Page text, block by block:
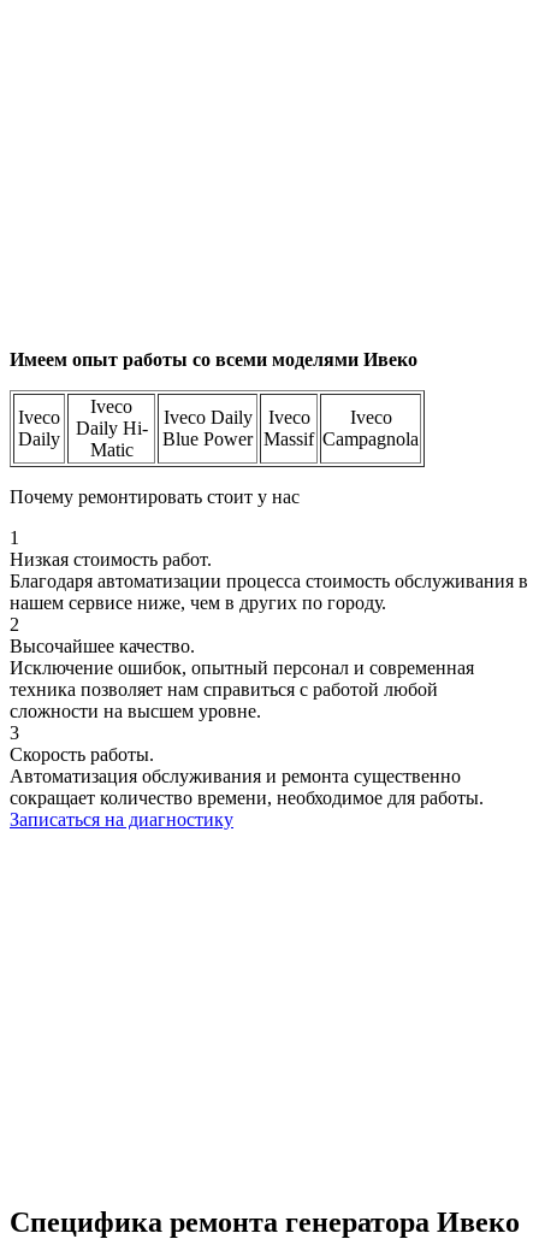
Имеем опыт работы со всеми моделями Ивеко
Iveco
Daily
Iveco
Daily Hi-
Matic
Iveco Daily
Blue Power
Iveco
Massif
Iveco
Campagnola
Почему ремонтировать стоит у нас
1
Низкая стоимость работ.
Благодаря автоматизации процесса стоимость обслуживания в
нашем сервисе ниже, чем в других по городу.
2
Высочайшее качество.
Исключение ошибок, опытный персонал и современная
техника позволяет нам справиться с работой любой
сложности на высшем уровне.
3
Скорость работы.
Автоматизация обслуживания и ремонта существенно
сокращает количество времени, необходимое для работы.
Записаться на диагностику
Специфика ремонта генератора Ивеко